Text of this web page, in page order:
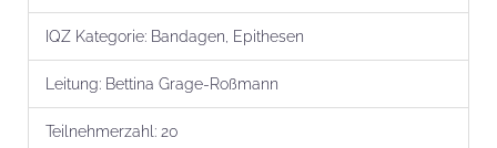
IQZ Kategorie: Bandagen, Epithesen
Leitung: Bettina Grage-Roßmann
Teilnehmer­zahl: 20